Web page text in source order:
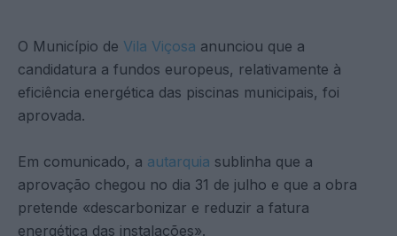
O Município de Vila Viçosa anunciou que a
candidatura a fundos europeus, relativamente à
eficiência energética das piscinas municipais, foi
aprovada.
Em comunicado, a autarquia sublinha que a
aprovação chegou no dia 31 de julho e que a obra
pretende «descarbonizar e reduzir a fatura
energética das instalações».